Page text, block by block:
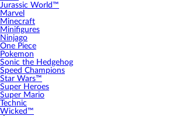
Jurassic World™
Marvel
Minecraft
Minifigures
Ninjago
One Piece
Pokemon
Sonic the Hedgehog
Speed Champions
Star Wars™
Super Heroes
Super Mario
Technic
Wicked™